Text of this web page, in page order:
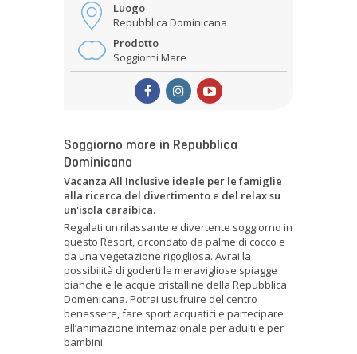
Luogo
Repubblica Dominicana
Prodotto
Soggiorni Mare
Soggiorno mare in Repubblica
Dominicana
Vacanza All Inclusive ideale per le famiglie
alla ricerca del divertimento e del relax su
un'isola caraibica.
Regalati un rilassante e divertente soggiorno in
questo Resort, circondato da palme di cocco e
da una vegetazione rigogliosa. Avrai la
possibilità di goderti le meravigliose spiagge
bianche e le acque cristalline della Repubblica
Domenicana. Potrai usufruire del centro
benessere, fare sport acquatici e partecipare
all’animazione internazionale per adulti e per
bambini.